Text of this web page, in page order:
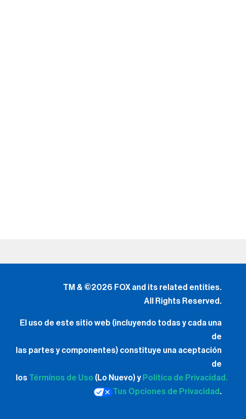
TM & ©2026 FOX and its related entities.
All Rights Reserved.
El uso de este sitio web (incluyendo todas y cada una
de
las partes y componentes) constituye una aceptación
de
los Términos de Uso (Lo Nuevo) y Política de Privacidad.
Tus Opciones de Privacidad .